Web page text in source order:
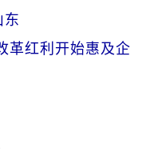
东
革红利开始惠及企